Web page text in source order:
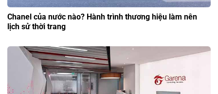
Chanel của nước nào? Hành trình thương hiệu làm nên
lịch sử thời trang